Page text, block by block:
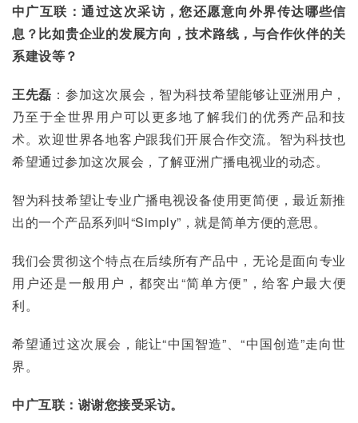
中广互联：通过这次采访，您还愿意向外界传达哪些信
息？比如贵企业的发展方向，技术路线，与合作伙伴的关
系建设等？
王先磊 ：参加这次展会，智为科技希望能够让亚洲用户，
乃至于全世界用户可以更多地了解我们的优秀产品和技
术。欢迎世界各地客户跟我们开展合作交流。智为科技也
希望通过参加这次展会，了解亚洲广播电视业的动态。
智为科技希望让专业广播电视设备使用更简便，最近新推
出的一个产品系列叫“Simply”，就是简单方便的意思。
我们会贯彻这个特点在后续所有产品中，无论是面向专业
用户还是一般用户，都突出“简单方便”，给客户最大便
利。
希望通过这次展会，能让“中国智造”、“中国创造”走向世
界。
中广互联：谢谢您接受采访。